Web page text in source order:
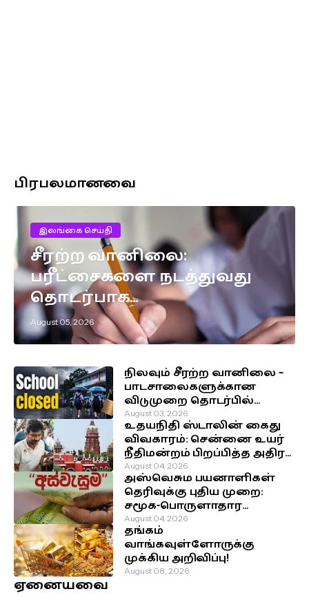
பிரபலமானவை
இலங்கை செய்தி
சீரற்ற வானிலை:
பரீட்சைகளை நடத்துவது
தொடர்பாக
எடுக்கப்பட்டுள்ள முக்கிய
தீர்மானம்!
August 05, 2026
நிலவும் சீரற்ற வானிலை –
பாடசாலைகளுக்கான
விடுமுறை தொடர்பில்
வௌியான தகவல்!
August 03, 2026
உதயநிதி ஸ்டாலின் கைது
விவகாரம்: சென்னை உயர்
நீதிமன்றம் பிறப்பித்த அதிரடி
உத்தரவு!
August 04, 2026
அஸ்வெசும பயனாளிகள்
தெரிவுக்கு புதிய முறை:
சமூக-பொருளாதார
நிலைக்கு முன்னுரிமை!
August 04, 2026
தங்கம்
வாங்கவுள்ளோருக்கு
முக்கிய அறிவிப்பு!
August 08, 2026
ஏனையவை